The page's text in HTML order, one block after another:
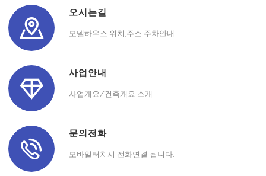
오시는길
모델하우스 위치,주소,주차안내
사업안내
사업개요/건축개요 소개
문의전화
모바일터치시 전화연결 됩니다.